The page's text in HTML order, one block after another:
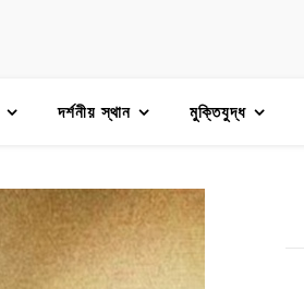
দর্শনীয় স্থান মুক্তিযুদ্ধ